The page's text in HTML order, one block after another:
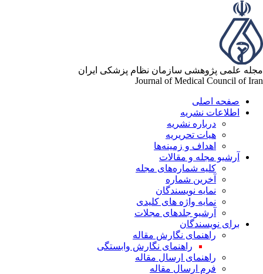
علمی پژوهشی سازمان نظام پزشکی ایران
Journal of Medical Council of
صفحه اصلی
اطلاعات نشریه
درباره نشریه
هیات تحریریه
اهداف و زمینه‌ها
آرشیو مجله و مقالات
کلیه شماره‌های مجله
آخرین شماره
نمایه نویسندگان
نمایه واژه های کلیدی
آرشیو جلدهای مجلات
برای نویسندگان
راهنمای نگارش مقاله
راهنمای نگارش وابستگی
راهنمای ارسال مقاله
فرم ارسال مقاله